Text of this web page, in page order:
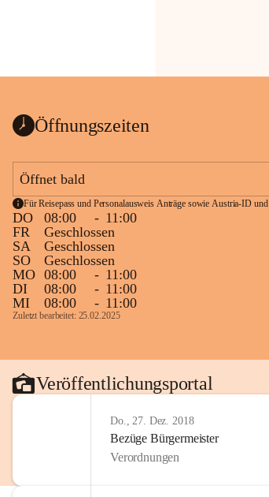
Öffnungszeiten
Öffnet bald
Für Reisepass und Personalausweis Anträge sowie Austria-ID
DO 08:00 - 11:00
FR
Geschlossen
SA
Geschlossen
SO
Geschlossen
MO 08:00 - 11:00
DI
08:00 - 11:00
MI
08:00 - 11:00
Zuletzt bearbeitet: 25.02.2025
Veröffentlichungsportal
Do., 27. Dez. 2018
Bezüge Bürgermeister
Verordnungen